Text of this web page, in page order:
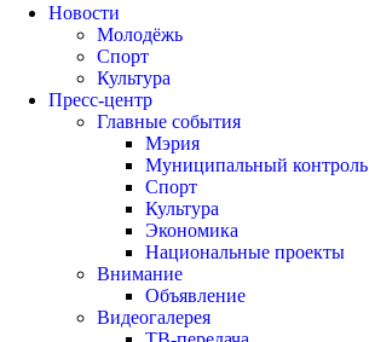
Новости
Молодёжь
Спорт
Культура
Пресс-центр
Главные события
Мэрия
Муниципальный контроль
Спорт
Культура
Экономика
Национальные проекты
Внимание
Объявление
Видеогалерея